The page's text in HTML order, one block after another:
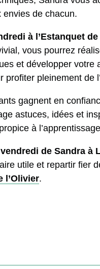
envies de chacun.
à l’Estanquet de
vous pourrez
et développer
pleinement de
gagnent en
astuces, idées et
à
de Sandra à
utile et repartir fier
l’Olivier.